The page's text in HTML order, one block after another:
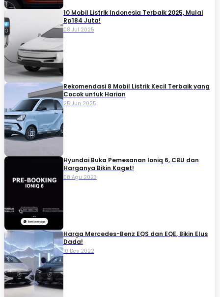
10 Mobil Listrik Indonesia Terbaik 2025, Mulai
Rp184 Juta!
08 Jul 2025
Rekomendasi 8 Mobil Listrik Kecil Terbaik yang
Cocok untuk Harian
25 Jun 2025
Hyundai Buka Pemesanan Ioniq 6, CBU dan
Harganya Bikin Kaget!
08 Agu 2023
Harga Mercedes-Benz EQS dan EQE, Bikin Elus
Dada!
10 Des 2022